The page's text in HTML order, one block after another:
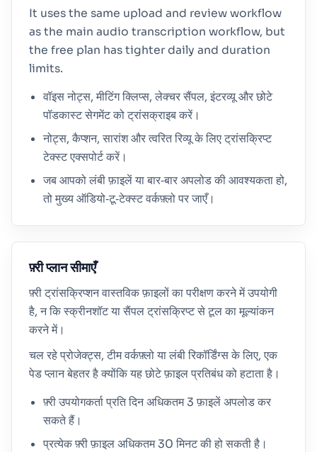
It uses the same upload and review workflow
as the main audio transcription workflow, but
the free plan has tighter daily and duration
limits.
वॉइस नोट्स, मीटिंग क्लिप्स, लेक्चर सैंपल, इंटरव्यू और छोटे
पॉडकास्ट सेगमेंट को ट्रांसक्राइब करें।
नोट्स, कैप्शन, सारांश और त्वरित रिव्यू के लिए ट्रांसक्रिप्ट
टेक्स्ट एक्सपोर्ट करें।
जब आपको लंबी फ़ाइलें या बार‑बार अपलोड की आवश्यकता हो,
तो मुख्य ऑडियो‑टू‑टेक्स्ट वर्कफ़्लो पर जाएँ।
फ़्री प्लान सीमाएँ
फ़्री ट्रांसक्रिप्शन वास्तविक फ़ाइलों का परीक्षण करने में उपयोगी
है, न कि स्क्रीनशॉट या सैंपल ट्रांसक्रिप्ट से टूल का मूल्यांकन
करने में।
चल रहे प्रोजेक्ट्स, टीम वर्कफ़्लो या लंबी रिकॉर्डिंग्स के लिए, एक
पेड प्लान बेहतर है क्योंकि यह छोटे फ़ाइल प्रतिबंध को हटाता है।
फ़्री उपयोगकर्ता प्रति दिन अधिकतम 3 फ़ाइलें अपलोड कर
सकते हैं।
प्रत्येक फ़्री फ़ाइल अधिकतम 30 मिनट की हो सकती है।